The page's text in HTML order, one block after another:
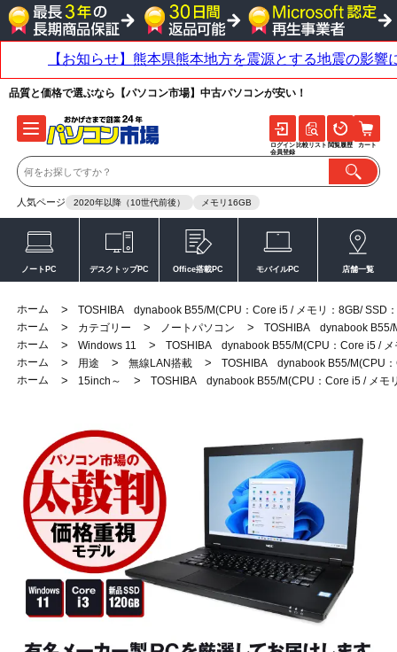
品質と価格で選ぶなら【パソコン市場】中古パソコンが安い！
人気ページ 2020年以降（10世代前後） メモリ16GB
ログイン
会員登録
比較リスト 閲覧履歴 カート
ノートPC デスクトップPC Office搭載PC モバイルPC 店舗一覧
ホーム >
TOSHIBA dynabook B55/M(CPU：Core i5 / メモリ：8GB/ SSD
ホーム
> カテゴリー > ノートパソコン >
TOSHIBA dynabook B55/
ホーム
> Windows 11 >
TOSHIBA dynabook B55/M(CPU：Core i5 /
ホーム
> 用途 > 無線LAN搭載 >
TOSHIBA dynabook B55/M(CPU：
ホーム
> 15inch～ > TOSHIBA dynabook B55/M(CPU：Core i5 / メモ